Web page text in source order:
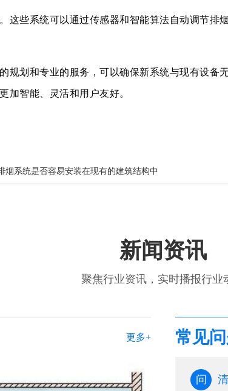
这些系统可以通过传感器和智能算法自动调节排
规划和专业的服务，可以确保新系统与现有设
加智能、灵活和用户友好。
烟系统是否容易安装在现有的建筑结构中
新闻资讯
聚焦行业资讯，实时播报行业
更多+ 常见
问